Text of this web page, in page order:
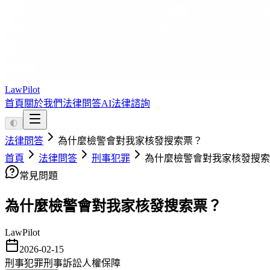
LawPilot
首頁 關於我們法律問答AI法律諮詢
🌓
法律問答
為什麼檢警會對我家核發搜索票？
首頁
法律問答 刑事犯罪
為什麼檢警會對我家核發搜
常見問題
為什麼檢警會對我家核發搜索票？
LawPilot
2026-02-15
刑事犯罪刑事訴訟人權保障